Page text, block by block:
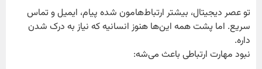
تو عصر دیجیتال، بیشتر ارتباط‌هامون شده پیام، ایمیل و تماس
سریع. اما پشت همه این‌ها هنوز انسانیه که نیاز به درک شدن
داره.
نبود مهارت ارتباطی باعث می‌شه: